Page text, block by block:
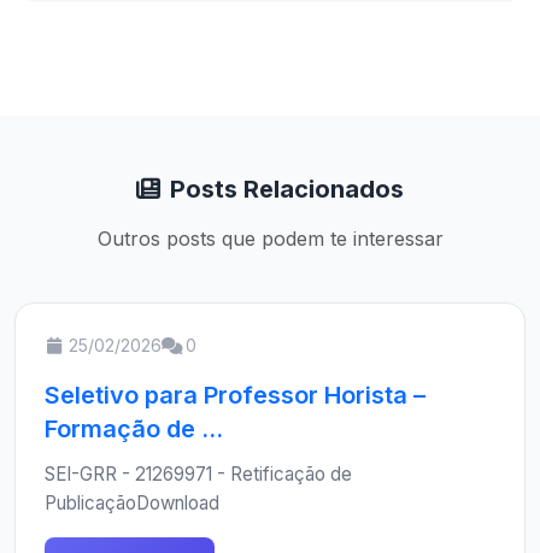
Posts Relacionados
Outros posts que podem te interessar
25/02/2026 0
Seletivo para Professor Horista –
Formação de ...
SEI-GRR - 21269971 - Retificação de
PublicaçãoDownload